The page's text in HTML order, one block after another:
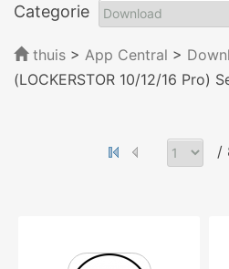
Categorie
thuis > App Central >
(LOCKERSTOR 10/12/16 Pro)
/